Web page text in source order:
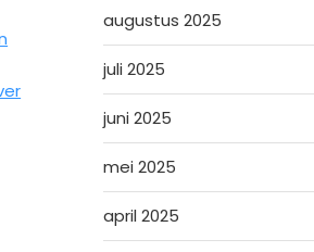
augustus 2025
juli 2025
juni 2025
mei 2025
april 2025